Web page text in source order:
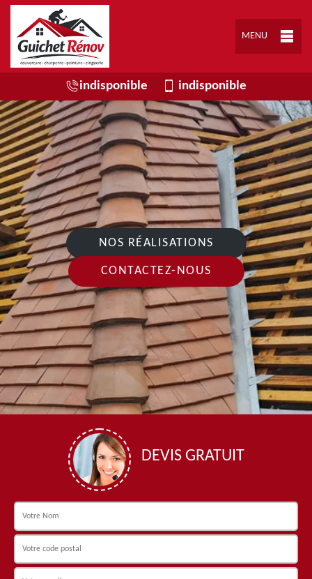
MENU
indisponible indisponible
NOS RÉALISATIONS
CONTACTEZ-NOUS
DEVIS GRATUIT